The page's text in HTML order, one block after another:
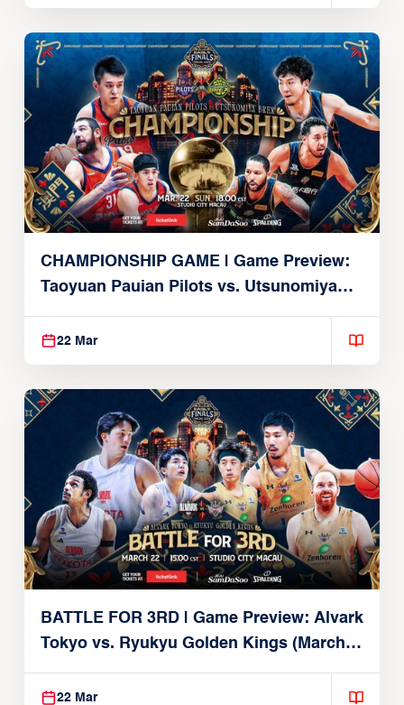
CHAMPIONSHIP GAME | Game Preview:
Taoyuan Pauian Pilots vs. Utsunomiya
Brex (March 22, 2026)
22 Mar
BATTLE FOR 3RD | Game Preview: Alvark
Tokyo vs. Ryukyu Golden Kings (March
22, 2026)
22 Mar